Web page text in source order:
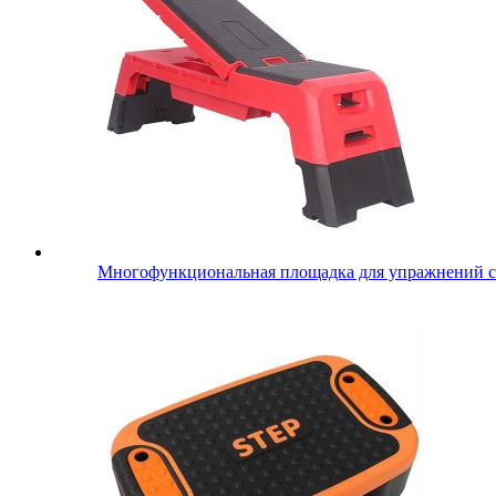
Многофункциональная площадка для упражнений